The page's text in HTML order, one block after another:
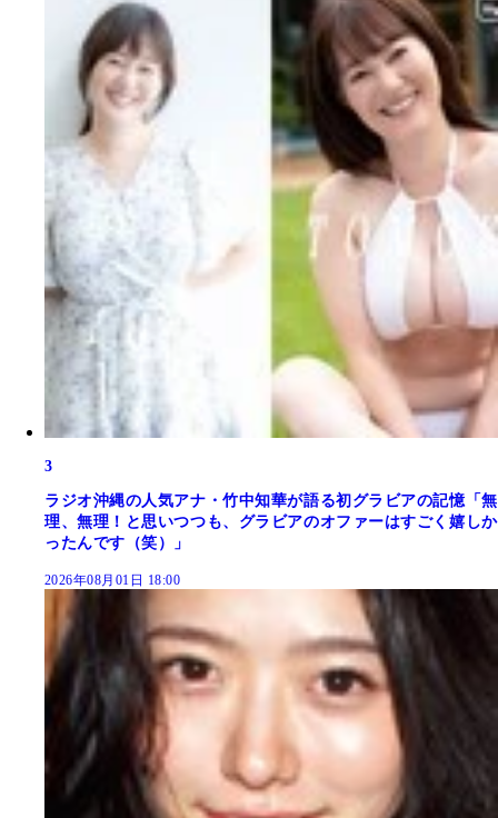
3
ラジオ沖縄の人気アナ・竹中知華が語る初グラビアの記憶「無
理、無理！と思いつつも、グラビアのオファーはすごく嬉しか
ったんです（笑）」
2026年08月01日 18:00